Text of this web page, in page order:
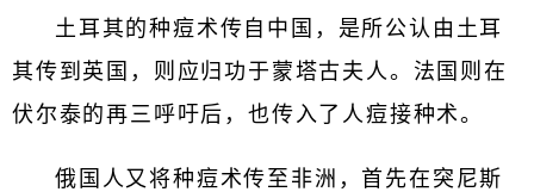
土耳其的种痘术传自中国，是所公认由土耳
其传到英国，则应归功于蒙塔古夫人。法国则在
伏尔泰的再三呼吁后，也传入了人痘接种术。
俄国人又将种痘术传至非洲，首先在突尼斯